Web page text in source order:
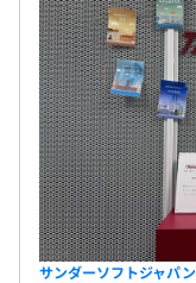
サンダーソフトジャパ